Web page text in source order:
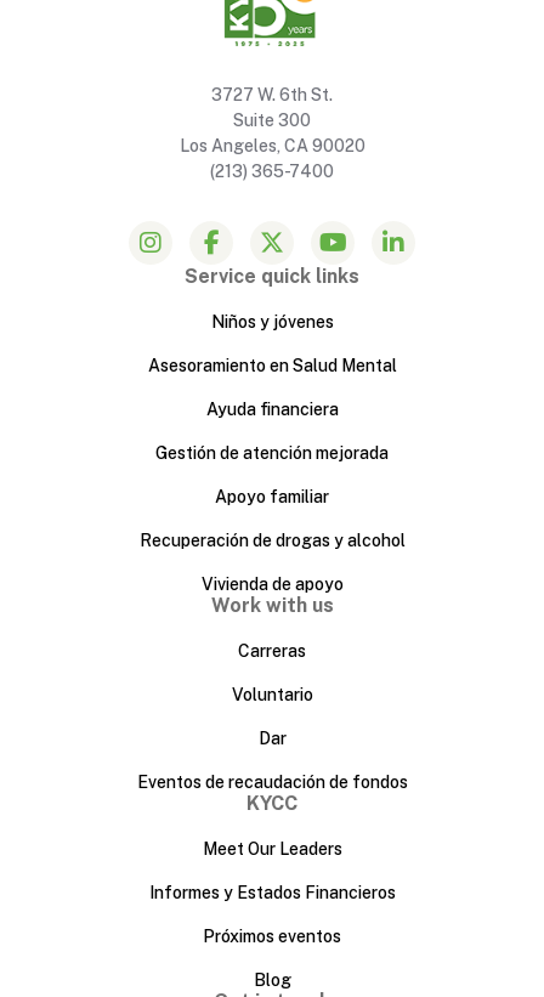
3727 W. 6th St.
Suite 300
Los Angeles, CA 90020
(213) 365-7400
Service quick links
Niños y jóvenes
Asesoramiento en Salud Mental
Ayuda financiera
Gestión de atención mejorada
Apoyo familiar
Recuperación de drogas y alcohol
Vivienda de apoyo
Work with us
Carreras
Voluntario
Dar
Eventos de recaudación de fondos
KYCC
Meet Our Leaders
Informes y Estados Financieros
Próximos eventos
Blog